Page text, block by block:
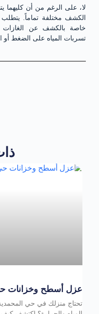
لا، على الرغم من أن كليهما
الكشف مختلفة تماماً.
خاصة بالكشف عن الغازات
تسربات المياه على الضغط أو
عزل أسطح وخزانات
تحتاج منزلك في حي